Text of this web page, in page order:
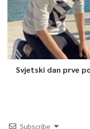
Svjetski dan prve
Subscribe